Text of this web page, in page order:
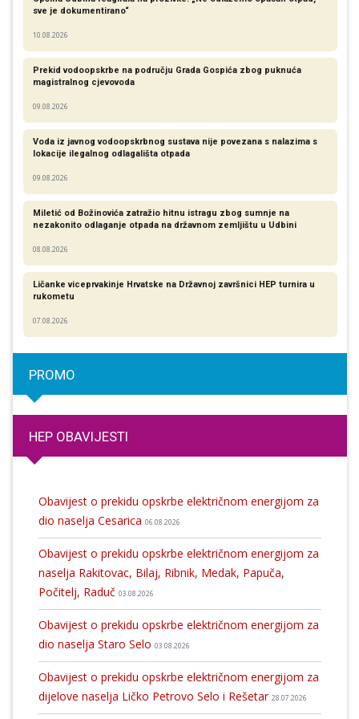
sve je dokumentirano“
10.08.2026
Prekid vodoopskrbe na području Grada Gospića zbog puknuća
magistralnog cjevovoda
09.08.2026
Voda iz javnog vodoopskrbnog sustava nije povezana s nalazima s
lokacije ilegalnog odlagališta otpada
09.08.2026
Miletić od Božinovića zatražio hitnu istragu zbog sumnje na
nezakonito odlaganje otpada na državnom zemljištu u Udbini
08.08.2026
Ličanke viceprvakinje Hrvatske na Državnoj završnici HEP turnira u
rukometu
07.08.2026
PROMO
HEP OBAVIJESTI
Obavijest o prekidu opskrbe električnom energijom za
dio naselja Cesarica 06.08.2026
Obavijest o prekidu opskrbe električnom energijom za
naselja Rakitovac, Bilaj, Ribnik, Medak, Papuča,
Počitelj, Raduč 03.08.2026
Obavijest o prekidu opskrbe električnom energijom za
dio naselja Staro Selo 03.08.2026
Obavijest o prekidu opskrbe električnom energijom za
dijelove naselja Ličko Petrovo Selo i Rešetar 28.07.2026